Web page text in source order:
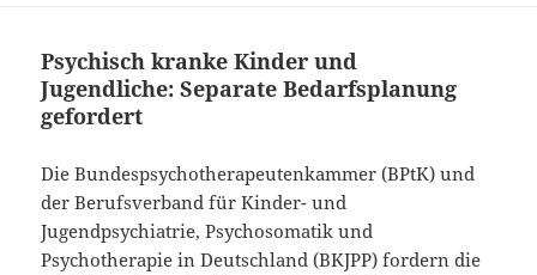
Psychisch kranke Kinder und
Jugendliche: Separate Bedarfsplanung
gefordert
Die Bundespsychotherapeutenkammer (BPtK) und
der Berufsverband für Kinder- und
Jugendpsychiatrie, Psychosomatik und
Psychotherapie in Deutschland (BKJPP) fordern die